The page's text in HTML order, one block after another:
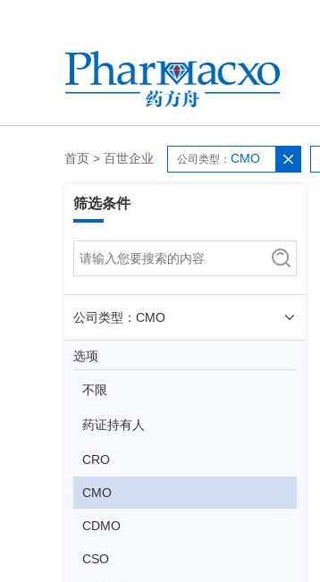
首页 > 百世企业 公司类型： CMO
筛选条件
公司类型：CMO
选项
不限
药证持有人
CRO
CMO
CDMO
CSO